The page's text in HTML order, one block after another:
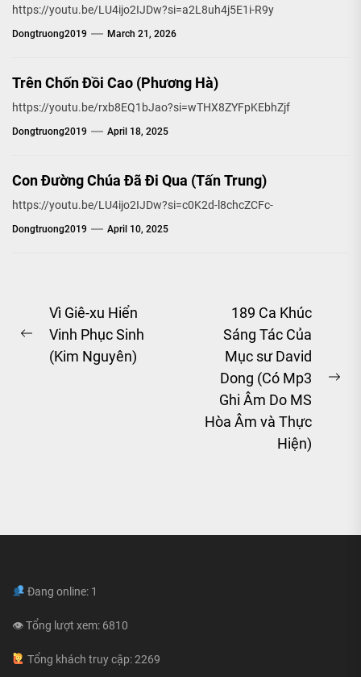
https://youtu.be/LU4ijo2IJDw?si=a2L8uh4j5E1i-R9y
Dongtruong2019 March 21, 2026
Trên Chốn Đồi Cao (Phương Hà)
https://youtu.be/rxb8EQ1bJao?si=wTHX8ZYFpKEbhZjf
Dongtruong2019 April 18, 2025
Con Đường Chúa Đã Đi Qua (Tấn Trung)
https://youtu.be/LU4ijo2IJDw?si=c0K2d-l8chcZCFc-
Dongtruong2019 April 10, 2025
Post
navigation
Previous
post:
Vì Giê-xu Hiển
Vinh Phục Sinh
(Kim Nguyên)
189 Ca Khúc
Sáng Tác Của
Mục sư David
Dong (Có Mp3
Ghi Âm Do MS
Hòa Âm và Thực
Hiện)
Đang online: 1
👁 Tổng lượt xem: 6810
Tổng khách truy cập: 2269